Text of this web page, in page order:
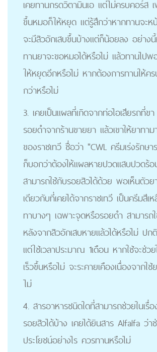
เคยทานกรดวิตามินเอ แต่ไม่ครบคอร์ส
ขึ้นหมอก็ให้หยุด แต่รู้สึกว่าหากทานจะห
จะมีสิวอักเสบขึ้นบ้างแต่ก็น้อยลง อย่าง
ทานยาจะขอหมอได้หรือไม่ แล้วทานไป
ให้หยุดอีกหรือไม่ หากต้องการทานให้ค
กว่าหรือไม่
3. เคยเป็นแผลที่เกิดจากท่อไอเสียรถที่ข
รอยดำจากร้านขายยา แล้วเขาให้ยาทา
ของราชเทวี ชื่อว่า "CWL ครีมเร่งรักษ
ก็บอกว่าต้องให้แผลหายปวดแสบปวดร้
สามารถใช้กับรอยสิวได้ด้วย พอเห็นตัว
เดียวกับที่เคยได้จากราชเทวี เป็นครีมสีเ
ทาบางๆ เฉพาะจุดหรือรอยดำ สามารถ
หลังจากสิวอักเสบหายแล้วได้หรือไม่ ปก
แต่ใช้เวลาประมาณ 1เดือน หากใช้จะช่ว
เร็วขึ้นหรือไม่ จะระคายเคืองเนื่องจากใ
ไม่
4. สารอาหารชนิดใดที่สามารถช่วยในเรื่
รอยสิวได้บ้าง เคยได้ยินสาร Alfalfa ว่
ประโยชน์อย่างไร ควรทานหรือไม่